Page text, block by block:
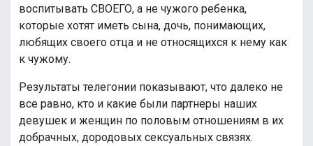
воспитывать СВОЕГО, а не чужого ребенка,
которые хотят иметь сына, дочь, понимающих,
любящих своего отца и не относящихся к нему как
к чужому.
Результаты телегонии показывают, что далеко не
все равно, кто и какие были партнеры наших
девушек и женщин по половым отношениям в их
добрачных, дородовых сексуальных связях.